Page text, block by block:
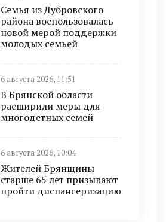
Семья из Дубровского
района воспользовалась
новой мерой поддержки
молодых семьей
6 августа 2026, 11:51
В Брянской области
расширили меры для
многодетных семей
6 августа 2026, 10:04
Жителей Брянщины
старше 65 лет призывают
пройти диспансеризацию